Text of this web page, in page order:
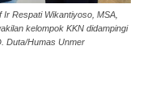
Respati Wikantiyoso, MSA,
kelompok KKN didampingi
Duta/Humas Unmer